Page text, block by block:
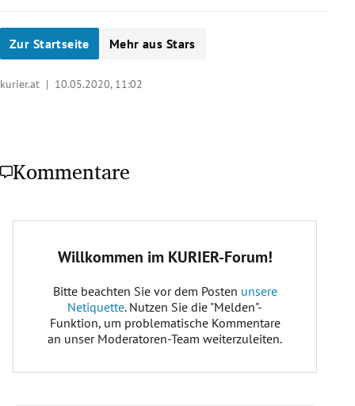
Zur Startseite Mehr aus Stars
kurier.at | 10.05.2020, 11:02
Kommentare